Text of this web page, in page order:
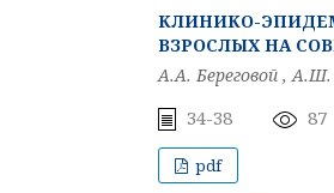
КЛИНИКО-
ВЗРОСЛЫХ НА
А.А. Береговой ,
34-38 87
pdf